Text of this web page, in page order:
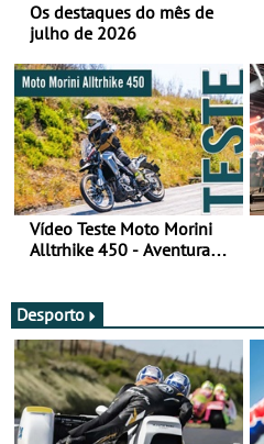
Os destaques do mês de
julho de 2026
Vídeo Teste Moto Morini
Alltrhike 450 - Aventura
Desporto